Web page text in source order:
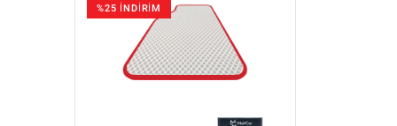
%25 İNDİRİM